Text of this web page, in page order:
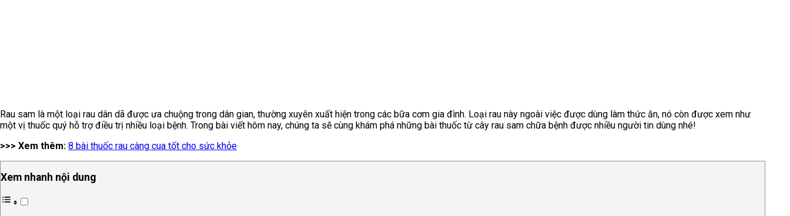
Rau sam là một loại rau dân dã được ưa chuộng trong dân gian, thường xuyên xuất hiện trong các bữa cơm gia đình. Loại rau này ngoài việc được dùng làm thức ăn, nó còn được xem như
một vị thuốc quý hỗ trợ điều trị nhiều loại bệnh. Trong bài viết hôm nay, chúng ta sẽ cùng khám phá những bài thuốc từ cây rau sam chữa bệnh được nhiều người tin dùng nhé!
>>> Xem thêm: 8 bài thuốc rau càng cua tốt cho sức khỏe
Xem nhanh nội dung